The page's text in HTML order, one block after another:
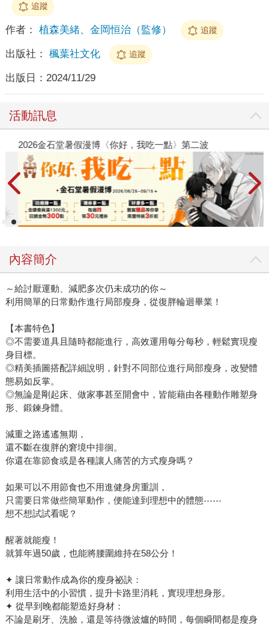
追蹤
作者： 植森美緒、金岡恒治（監修） 追蹤
出版社： 楓葉社文化 追蹤
出版日： 2024/11/29
活動訊息
2026金石堂暑假漫博〈你好，我吃一點〉第二波
內容簡介
～給討厭運動、減肥多次仍未成功的你～
利用簡單的日常動作進行局部瘦身，從復胖輪迴畢業！
【本書特色】
◎不需要道具且隨時都能進行，高效運用每分每秒，輕鬆實現瘦
身目標。
◎精美插圖搭配詳細說明，針對不同部位進行局部瘦身，改變體
態易如反掌。
◎無論是剛起床、做家事甚至開會中，皆能藉由各種動作雕塑身
形、鍛鍊身體。
減重之路遙遙無期，
還不斷在復胖的窘境中排徊。
你還在靠節食或是各種讓人痛苦的方式瘦身嗎？
如果可以不用節食也不用進健身房重訓，
只需要日常做些簡單動作，便能達到理想中的體態⋯⋯
想不想試試看呢？
醒著就能瘦！
就算年過50歲，也能將腰圍維持在58公分！
✦ 讓日常動作成為你的瘦身祕訣：
利用生活中的小習慣，提升卡路里消耗，實現理想身形。
✦ 從早到晚都能塑造好身材：
不論是刷牙、洗臉，還是等待微波爐的時間，每個瞬間都是瘦身